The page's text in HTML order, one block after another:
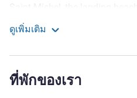
love our 63 air-conditioned
there is a private closed car
Discover the 2-star ibis budget
comfortable rooms, free WIFI,
ดูเพิ่มเติม
ที่พักของเรา